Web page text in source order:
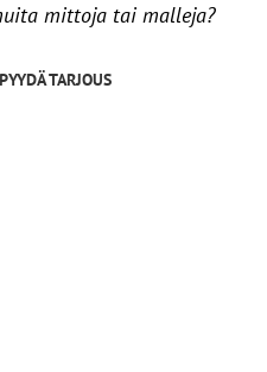
mittoja tai malleja?
PYYDÄ TARJOUS